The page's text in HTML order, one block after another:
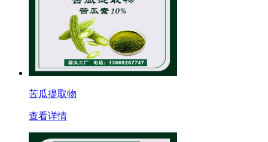
苦瓜提取物
查看详情